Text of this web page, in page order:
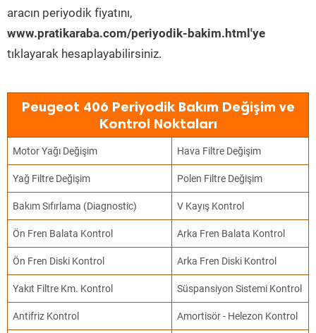
aracın periyodik fiyatını,
www.pratikaraba.com/periyodik-bakim.html'ye
tıklayarak hesaplayabilirsiniz.
Peugeot 406 Periyodik Bakım Değişim ve
Kontrol Noktaları
Motor Yağı Değişim Hava Filtre Değişim
Yağ Filtre Değişim Polen Filtre Değişim
Bakım Sıfırlama (Diagnostic) V Kayış Kontrol
Ön Fren Balata Kontrol Arka Fren Balata Kontrol
Ön Fren Diski Kontrol Arka Fren Diski Kontrol
Yakıt Filtre Km. Kontrol Süspansiyon Sistemi Kontrol
Antifriz Kontrol Amortisör - Helezon Kontrol